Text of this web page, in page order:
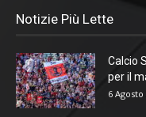
Notizie Più Lette
Calcio
per il
6 Agosto